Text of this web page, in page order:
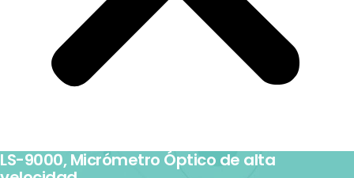
LS-9000, Micrómetro Óptico de alta